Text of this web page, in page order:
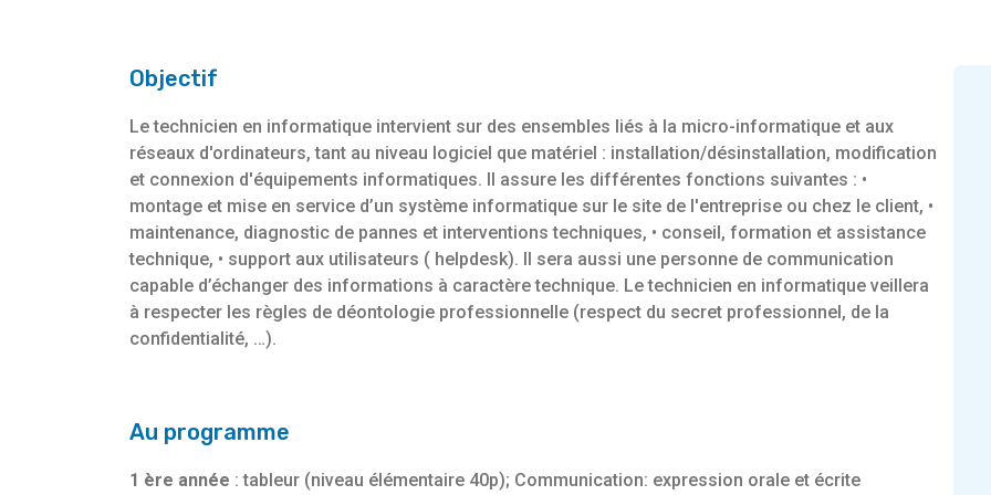
Objectif
Le technicien en informatique intervient sur des ensembles liés à la micro-informatique et aux
réseaux d'ordinateurs, tant au niveau logiciel que matériel : installation/désinstallation, modification
et connexion d'équipements informatiques. Il assure les différentes fonctions suivantes : •
montage et mise en service d’un système informatique sur le site de l'entreprise ou chez le client, •
maintenance, diagnostic de pannes et interventions techniques, • conseil, formation et assistance
technique, • support aux utilisateurs ( helpdesk). Il sera aussi une personne de communication
capable d’échanger des informations à caractère technique. Le technicien en informatique veillera
à respecter les règles de déontologie professionnelle (respect du secret professionnel, de la
confidentialité, …).
Au programme
1 ère année : tableur (niveau élémentaire 40p); Communication: expression orale et écrite